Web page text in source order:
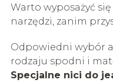
Warto wyposażyć
narzędzi, zanim
Odpowiedni wybór
rodzaju spodni i
Specjalne nici do